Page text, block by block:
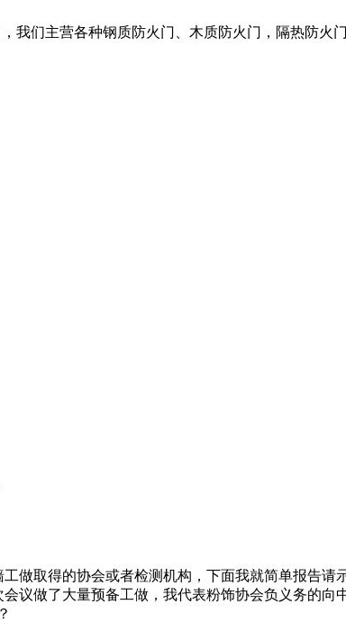
我们主营各种钢质防火门、木质防火门，隔热防
取得的协会或者检测机构，下面我就简单报告请
议做了大量预备工做，我代表粉饰协会负义务的